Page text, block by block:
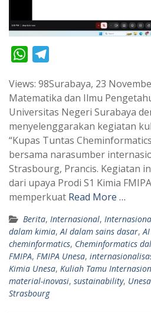
W
a
t
A
p
p
l
e
r
a
m
Views: 98Surabaya, 23
Matematika dan Ilmu
Universitas Negeri Surabaya
menyelenggarakan kegiatan
“Kupas Tuntas
bersama narasumber
Strasbourg, Prancis. Kegiatan
dari upaya Prodi S1 Kimia
memperkuat Read More …
Berita, Internasional,
dalam kimia,AI dalam sains dasar,
cheminformatics, Cheminformatics
FMIPA, FMIPA Unesa,
Kimia Unesa, Kuliah Tamu
material-inovasi, sustainability, Unesa
Strasbourg